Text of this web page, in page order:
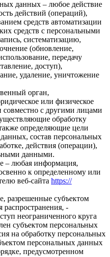
данных – любое действие
действий (операций),
средств автоматизации
средств с персональными
систематизацию,
(обновление,
передачу
доступ),
удаление, уничтожение
орган,
или физическое
совместно с другими лицами
обработку
определяющие цели
состав персональных
действия (операции),
данными.
– любая информация,
к определенному или
веб-сайта https://
разрешенные субъектом
-
неограниченного круга
субъектом персональных
на обработку персональных
персональных данных
предусмотренном